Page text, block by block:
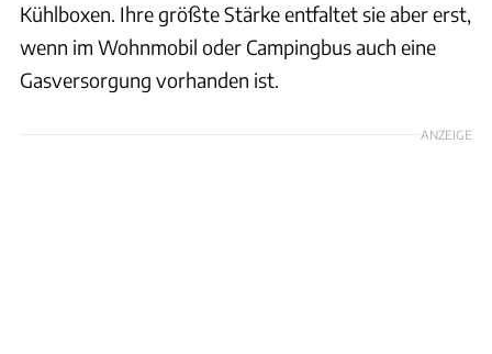
Kühlboxen. Ihre größte Stärke entfaltet sie aber erst,
wenn im Wohnmobil oder Campingbus auch eine
Gasversorgung vorhanden ist.
ANZEIGE